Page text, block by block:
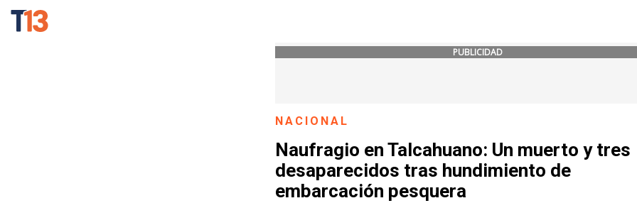
PUBLICIDAD
NACIONAL
Naufragio en Talcahuano: Un muerto y tres
desaparecidos tras hundimiento de
embarcación pesquera